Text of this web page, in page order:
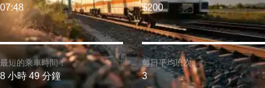
最短的乘車時間：
8 小時 49 分鐘
07:48 $200
每日平均班次:
3